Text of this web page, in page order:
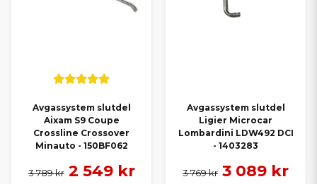
Avgassystem slutdel
Aixam S9 Coupe
Crossline Crossover
Minauto - 150BF062
3 789 kr 2 549 kr
Avgassystem slutdel
Ligier Microcar
Lombardini LDW492 DCI
- 1403283
3 769 kr 3 089 kr